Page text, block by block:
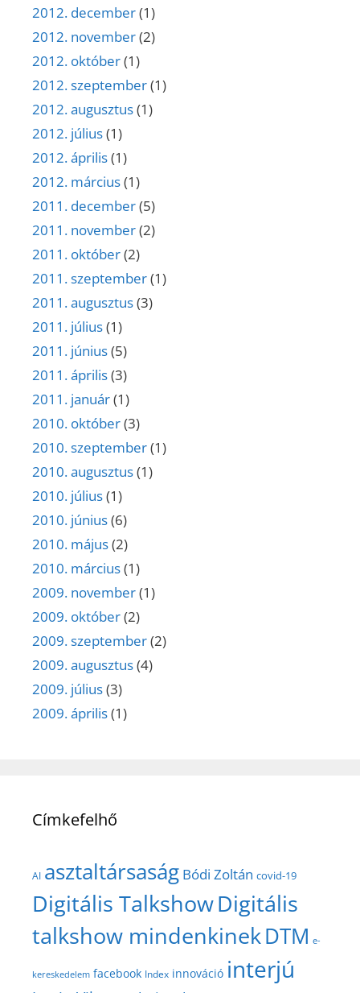
2012. december(1)
2012. november(2)
2012. október(1)
2012. szeptember(1)
2012. augusztus(1)
2012. július(1)
2012. április(1)
2012. március(1)
2011. december(5)
2011. november(2)
2011. október(2)
2011. szeptember(1)
2011. augusztus(3)
2011. július(1)
2011. június(5)
2011. április(3)
2011. január(1)
2010. október(3)
2010. szeptember(1)
2010. augusztus(1)
2010. július(1)
2010. június(6)
2010. május(2)
2010. március(1)
2009. november(1)
2009. október(2)
2009. szeptember(2)
2009. augusztus(4)
2009. július(3)
2009. április(1)
Címkefelhő
AI asztaltársaság Bódi Zoltán covid-19
Digitális TalkshowDigitális
talkshow mindenkinekDTM e-
kereskedelem facebook Index innováció interjú